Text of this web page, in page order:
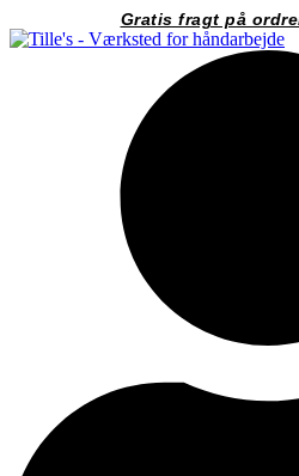
til
Gratis fragt på